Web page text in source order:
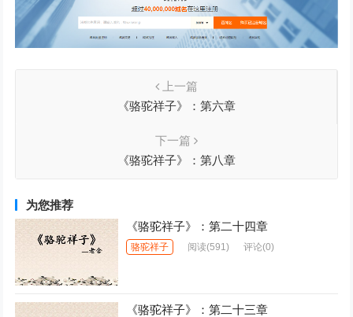
上一篇
《骆驼祥子》：第六章
下一篇
《骆驼祥子》：第八章
为您推荐
《骆驼祥子》：第二十四章
骆驼祥子 阅读(591) 评论(0)
《骆驼祥子》：第二十三章